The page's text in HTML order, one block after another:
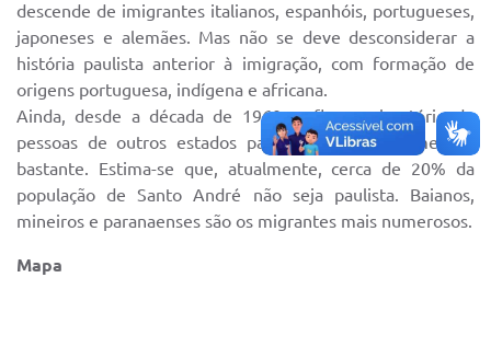
Sistema Colab
Autarquias
descende de imigrantes italianos, espanhóis, portugueses,
japoneses e alemães. Mas não se deve desconsiderar a
história paulista anterior à imigração, com formação de
origens portuguesa, indígena e africana.
Ainda, desde a década de 1960, o fluxo migratório de
pessoas de outros estados para o município aumentou
bastante. Estima-se que, atualmente, cerca de 20% da
população de Santo André não seja paulista. Baianos,
mineiros e paranaenses são os migrantes mais numerosos.
Mapa